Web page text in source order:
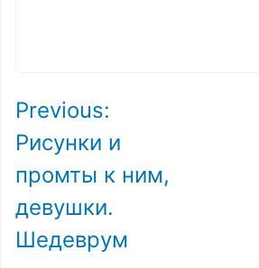
Навигация
по
записям
Previous:
Рисунки и
промты к ним,
девушки.
Шедеврум